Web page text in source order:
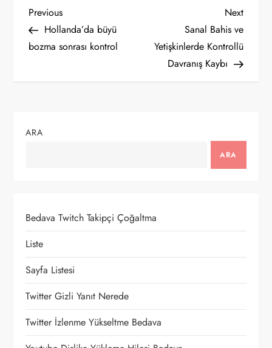
Y
a
g
i
n
m
e
s
Previous
Post
Previous
Hollanda’da büyü
bozma sonrası kontrol
Next
Post
Next
Sanal Bahis ve
Yetişkinlerde Kontrollü
Davranış Kaybı
ARA
ARA
Bedava Twitch Takipçi Çoğaltma
Liste
Sayfa Listesi
Twitter Gizli Yanıt Nerede
Twitter İzlenme Yükseltme Bedava